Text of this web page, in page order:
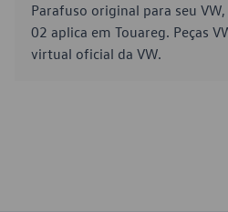
Parafuso original para seu
02 aplica em Touareg. Peças
virtual oficial da VW.